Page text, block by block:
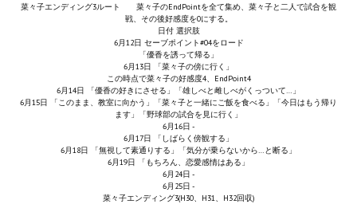
Mass Effect Andromeda
Sacred Ice & Blood
Sims 4
Star Wars Jedi Knight: Dark Force II
菜々子エンディング3ルート 菜々子のEndPointを全て集め、菜々子と二人で試合を観
戦、その後好感度を0にする。
日付 選択肢
6月12日 セーブポイント#04をロード
「優香を誘って帰る」
6月13日 「菜々子の傍に行く」
この時点で菜々子の好感度4、EndPoint4
6月14日 「優香の好きにさせる」「雄しべと雌しべがくっついて…」
6月15日 「このまま、教室に向かう」「菜々子と一緒にご飯を食べる」「今日はもう帰り
ます」「野球部の試合を見に行く」
6月16日 -
6月17日 「しばらく傍観する」
6月18日 「無視して素通りする」「気分が乗らないから…と断る」
6月19日 「もちろん、恋愛感情はある」
6月24日 -
6月25日 -
菜々子エンディング3(H30、H31、H32回収)